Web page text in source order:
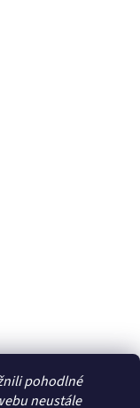
pohodlné
neustále
AROME